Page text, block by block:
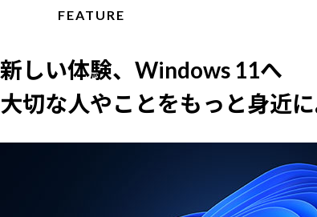
FEATURE
新しい体験、Windows 11へ
大切な人やことをもっと身近に